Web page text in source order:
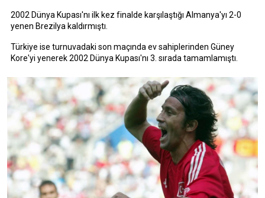
2002 Dünya Kupası'nı ilk kez finalde karşılaştığı Almanya'yı 2-0
yenen Brezilya kaldırmıştı.
Türkiye ise turnuvadaki son maçında ev sahiplerinden Güney
Kore'yi yenerek 2002 Dünya Kupası'nı 3. sırada tamamlamıştı.